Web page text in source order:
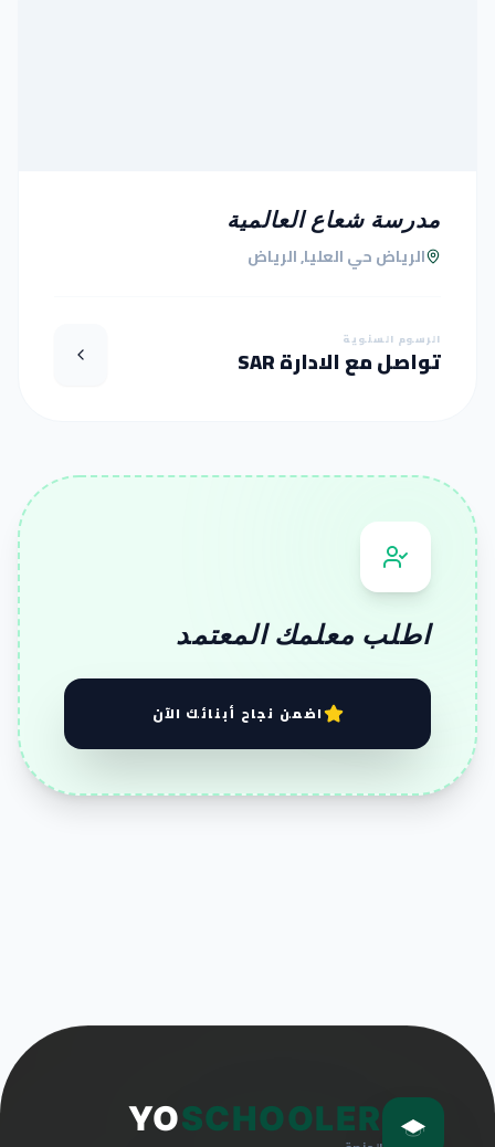
مدرسة شعاع العالمية
الرياض حي العليا, الرياض
الرسوم السنوية
تواصل مع الادارة SAR
اطلب معلمك المعتمد
اضمن نجاح أبنائك الآن
YOSCHOOLER